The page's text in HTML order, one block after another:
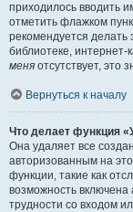
приходилось вводить
отметить флажком
рекомендуется
библиотеке, интернет-
меня отсутствует, это
Вернуться к началу
Что делает функция
Она удаляет все
авторизованным на
функции, такие как
возможность
трудности со входом